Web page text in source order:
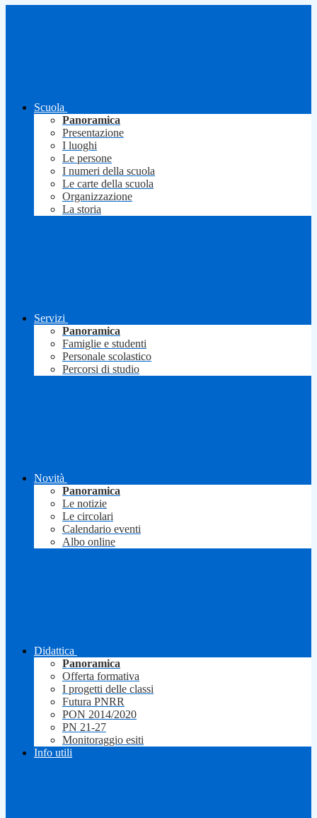
Scuola
Panoramica
Presentazione
I luoghi
Le persone
I numeri della scuola
Le carte della scuola
Organizzazione
La storia
Servizi
Panoramica
Famiglie e studenti
Personale scolastico
Percorsi di studio
Novità
Panoramica
Le notizie
Le circolari
Calendario eventi
Albo online
Didattica
Panoramica
Offerta formativa
I progetti delle classi
Futura PNRR
PON 2014/2020
PN 21-27
Monitoraggio esiti
Info utili